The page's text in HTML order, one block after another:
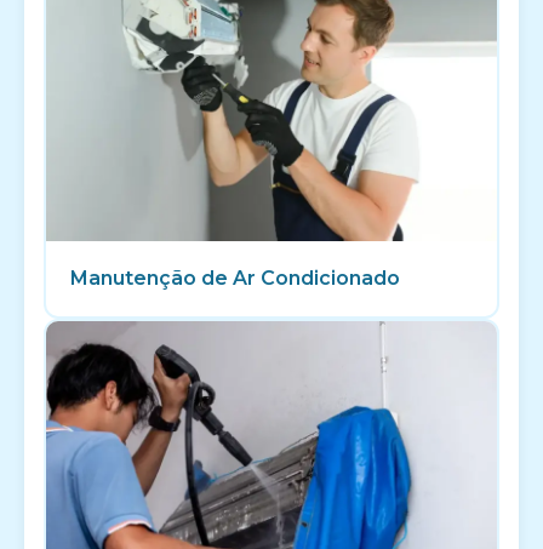
Manutenção de Ar Condicionado